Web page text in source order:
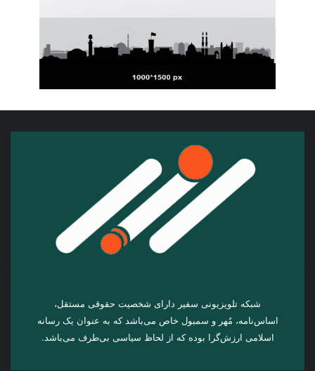
شبکه تلویزیونی سفیر دارای شخصیت حقوقی مستقل،
اساس‌نامه، مُهر و سمبول خاص می‌باشد که به عنوان یک رسانه
اسلامی ارزش‌گرا بوده که از لحاظ سیاسی بی‌طرف می‌باشد.